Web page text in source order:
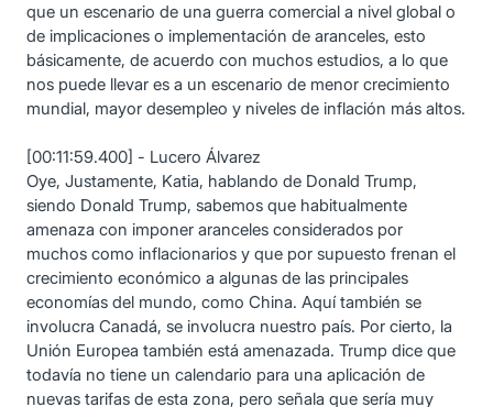
que un escenario de una guerra comercial a nivel global o
de implicaciones o implementación de aranceles, esto
básicamente, de acuerdo con muchos estudios, a lo que
nos puede llevar es a un escenario de menor crecimiento
mundial, mayor desempleo y niveles de inflación más altos.
[00:11:59.400] - Lucero Álvarez
Oye, Justamente, Katia, hablando de Donald Trump,
siendo Donald Trump, sabemos que habitualmente
amenaza con imponer aranceles considerados por
muchos como inflacionarios y que por supuesto frenan el
crecimiento económico a algunas de las principales
economías del mundo, como China. Aquí también se
involucra Canadá, se involucra nuestro país. Por cierto, la
Unión Europea también está amenazada. Trump dice que
todavía no tiene un calendario para una aplicación de
nuevas tarifas de esta zona, pero señala que sería muy